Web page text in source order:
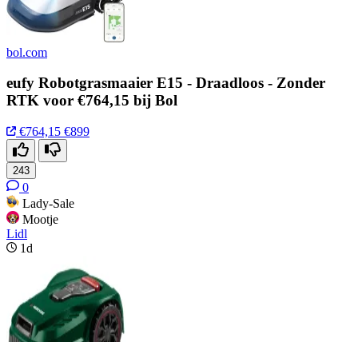
bol.com
eufy Robotgrasmaaier E15 - Draadloos - Zonder
RTK voor €764,15 bij Bol
€764,15 €899
243
0
Lady-Sale
Mootje
Lidl
1d